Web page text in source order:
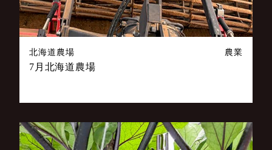
北海道農場 農業
7月北海道農場